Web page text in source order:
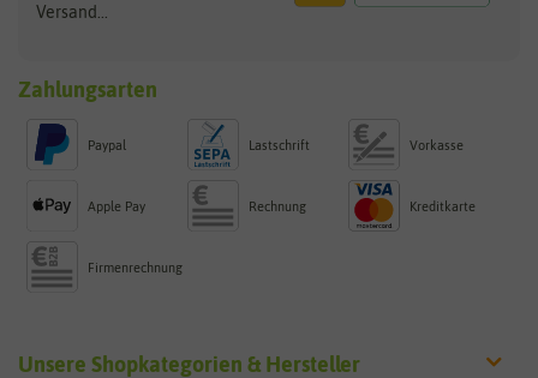
Versand...
Zahlungsarten
Paypal Lastschrift Vorkasse
Apple Pay Rechnung Kreditkarte
Firmenrechnung
Unsere Shopkategorien & Hersteller